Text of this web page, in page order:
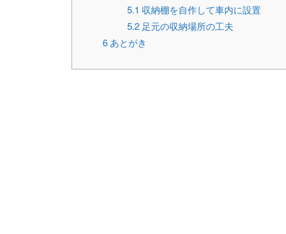
5.1 収納棚を自作して車内に設置
5.2 足元の収納場所の工夫
6 あとがき